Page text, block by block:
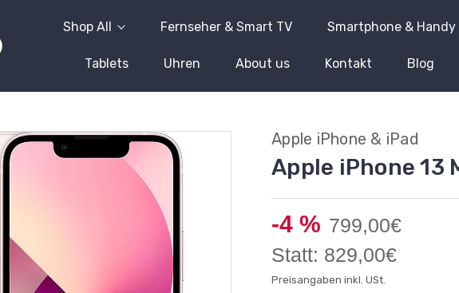
Shop All Fernseher & Smart TV Smartphone & Handy
Tablets Uhren About us Kontakt Blog
Apple iPhone & iPad
Apple iPhone 13
-4 % 799,00€
Statt: 829,00€
Preisangaben inkl. USt.